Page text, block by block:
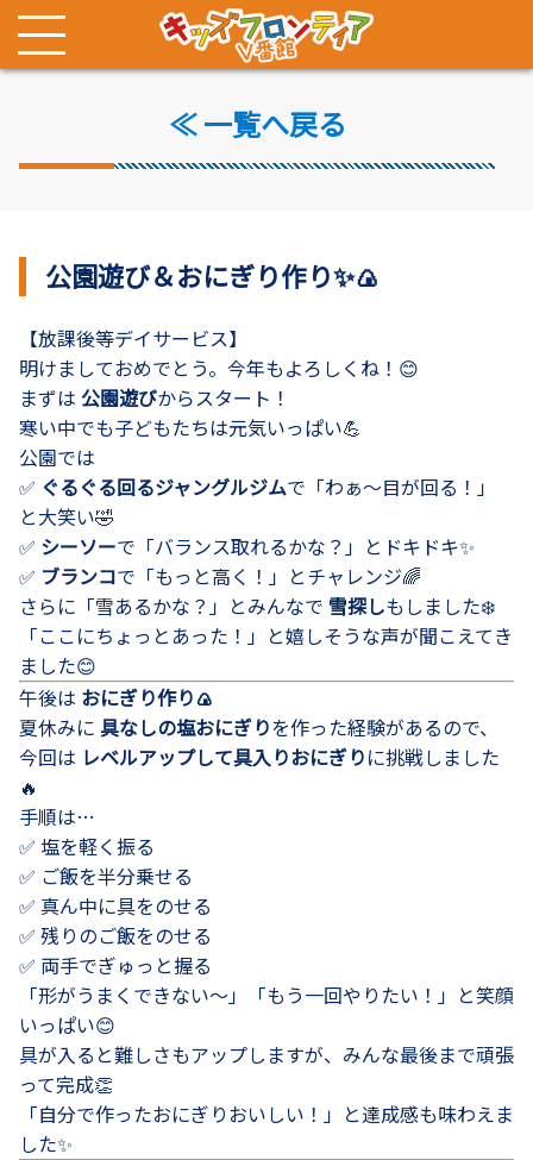
≪ 一覧へ戻る
公園遊び＆おにぎり作り✨🍙
【放課後等デイサービス】
明けましておめでとう。今年もよろしくね！😊
まずは 公園遊びからスタート！
寒い中でも子どもたちは元気いっぱい💪
公園では
✅ ぐるぐる回るジャングルジムで「わぁ～目が回る！」
と大笑い🤣
✅ シーソーで「バランス取れるかな？」とドキドキ✨
✅ ブランコで「もっと高く！」とチャレンジ🌈
さらに「雪あるかな？」とみんなで 雪探しもしました❄️
「ここにちょっとあった！」と嬉しそうな声が聞こえてき
ました😊
午後は おにぎり作り🍙
夏休みに 具なしの塩おにぎりを作った経験があるので、
今回は レベルアップして具入りおにぎりに挑戦しました
🔥
手順は…
✅ 塩を軽く振る
✅ ご飯を半分乗せる
✅ 真ん中に具をのせる
✅ 残りのご飯をのせる
✅ 両手でぎゅっと握る
「形がうまくできない～」「もう一回やりたい！」と笑顔
いっぱい😊
具が入ると難しさもアップしますが、みんな最後まで頑張
って完成👏
「自分で作ったおにぎりおいしい！」と達成感も味わえま
した✨